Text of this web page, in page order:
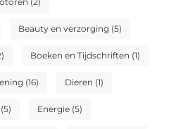
Beauty en verzorging (5)
Boeken en Tijdschriften (1)
(16) Dieren (1)
(5) Energie (5)